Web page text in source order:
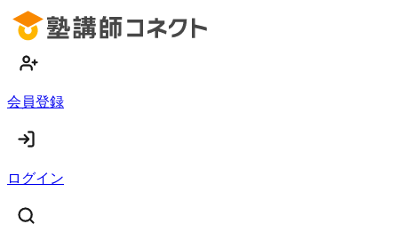
会員登録
ログイン